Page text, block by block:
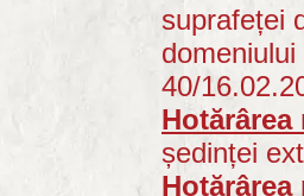
suprafeței
40/
Hotărârea
ședinței
Hotărârea